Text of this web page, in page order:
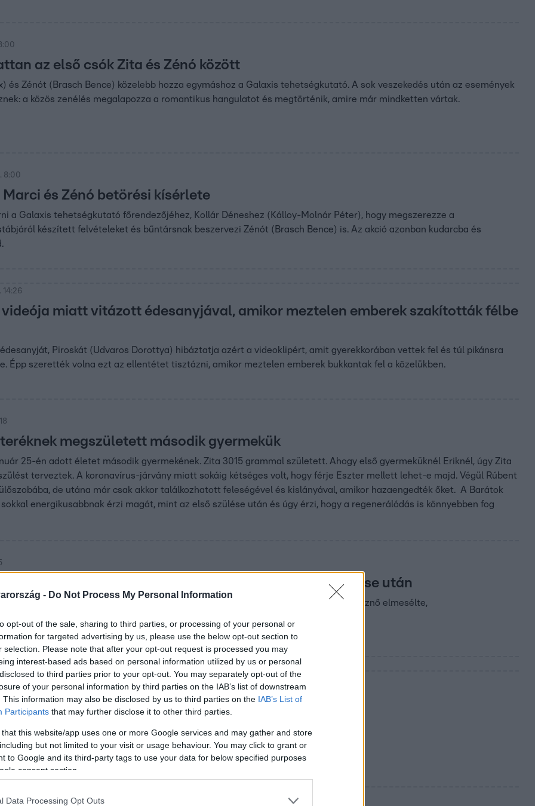
- Do Not Process My Personal Information
opt-out of the sale, sharing to third parties, or processing of your personal or
for targeted advertising by us, please use the below opt-out section to
selection. Please note that after your opt-out request is processed you may
interest-based ads based on personal information utilized by us or personal
to third parties prior to your opt-out. You may separately opt-out of the
of your personal information by third parties on the IAB’s list of downstream
This information may also be disclosed by us to third parties on the IAB’s List of
Participants that may further disclose it to other third parties.
that this website/app uses one or more Google services and may gather and store
but not limited to your visit or usage behaviour. You may click to grant or
to Google and its third-party tags to use your data for below specified purposes
consent section.
Data Processing Opt Outs
az első csók Zita és Zénó között
és Zénót (Brasch Bence) közelebb hozza egymáshoz a Galaxis tehetségkutató. A sok veszekedés után az események
a közös zenélés megalapozza a romantikus hangulatot és megtörténik, amire már mindketten vártak.
8:00
Marci és Zénó betörési kísérlete
a Galaxis tehetségkutató főrendezőjéhez, Kollár Déneshez (Kálloy-Molnár Péter), hogy megszerezze a
készített felvételeket és bűntársnak beszervezi Zénót (Brasch Bence) is. Az akció azonban kudarcba és
miatt vitázott édesanyjával, amikor meztelen emberek szakították félbe
Piroskát (Udvaros Dorottya) hibáztatja azért a videoklipért, amit gyerekkorában vettek fel és túl pikánsra
Épp szerették volna ezt az ellentétet tisztázni, amikor meztelen emberek bukkantak fel a közelükben.
megszületett második gyermekük
25-én adott életet második gyermekének. Zita 3015 grammal született. Ahogy első gyermeküknél Eriknél, úgy Zita
terveztek. A koronavírus-járvány miatt sokáig kétséges volt, hogy férje Eszter mellett lehet-e majd. Végül Rúbent
de utána már csak akkor találkozhatott feleségével és kislányával, amikor hazaengedték őket. A Barátok
energikusabbnak érzi magát, mint az első szülése után és úgy érzi, hogy a regenerálódás is könnyebben fog
gyorsabban regenerálódik második gyermeke érkezése után
Kardos Eszterék második gyermeke, Zita. A Barátok köztből ismert színésznő elmesélte,
20:40
buktak meg a pótvizsgán?
a puskájával, Diáék sem voltak hajlandóak folytatni a pótvizsgát… Ha
kíváncsi, kattints ide!